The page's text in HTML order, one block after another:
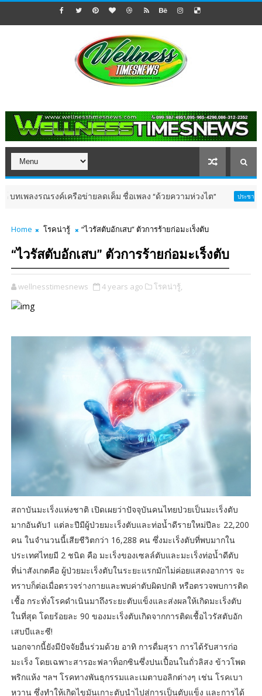
ณรงค์เครือข่ายลดเค็ม ชื่อเพลง “ด้วยความห่วงไต” ประชาสัมพันธ์ เจ
Home โรคน่ารู้ “ไวรัสตับอักเสบ” ตัวการร้ายก่อมะเร็งตับ
“ไวรัสตับอักเสบ” ตัวการร้ายก่อมะเร็งตับ
wellnesstimesnews 4 years ago โรคน่ารู้,
สถาบันมะเร็งแห่งชาติ เปิดเผยว่าปัจจุบันคนไทยป่วยเป็นมะเร็งตับ
มากอันดับ1 แต่ละปีมีผู้ป่วยมะเร็งตับและท่อน้ำดีรายใหม่ปีละ 22,200
คน ในจำนวนนี้เสียชีวิตกว่า 16,288 คน ซึ่งมะเร็งตับที่พบมากใน
ประเทศไทยมี 2 ชนิด คือ มะเร็งของเซลล์ตับและมะเร็งท่อน้ำดีตับ
ที่น่าสังเกตคือ ผู้ป่วยมะเร็งตับในระยะแรกมักไม่ค่อยแสดงอาการ จะ
ทราบก็ต่อเมื่อตรวจร่างกายและพบค่าตับผิดปกติ หรือตรวจพบการติด
เชื้อ กระทั่งโรคดำเนินมาถึงระยะตับแข็งและส่งผลให้เกิดมะเร็งตับ
ในที่สุด โดยร้อยละ 90 ของมะเร็งตับเกิดจากการติดเชื้อไวรัสตับอัก
เสบบีและซี!
นอกจากนี้ยังมีปัจจัยอื่นร่วมด้วย อาทิ การดื่มสุรา การได้รับสารก่อ
มะเร็ง โดยเฉพาะสารอะฟลาท็อกซินซึ่งปนเปื้อนในถั่วลิสง ข้าวโพด
พริกแห้ง ฯลฯ โรคทางพันธุกรรมและเมตาบอลิกต่างๆ เช่น โรคเบา
หวาน ซึ่งทำให้เกิดไขมันเกาะตับนำไปสู่การเป็นตับแข็ง และการได้